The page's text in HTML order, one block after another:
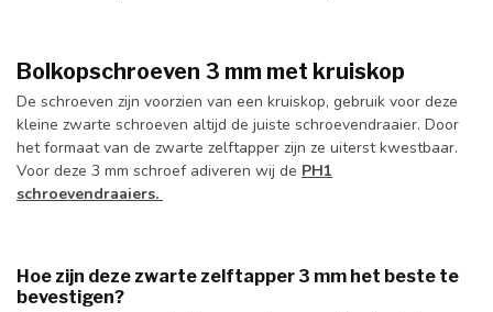
Bolkopschroeven 3 mm met kruiskop
De schroeven zijn voorzien van een kruiskop, gebruik voor deze
kleine zwarte schroeven altijd de juiste schroevendraaier. Door
het formaat van de zwarte zelftapper zijn ze uiterst kwestbaar.
Voor deze 3 mm schroef adiveren wij de PH1
schroevendraaiers.
Hoe zijn deze zwarte zelftapper 3 mm het beste te
bevestigen?